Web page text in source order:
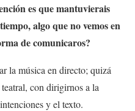
es que mantuvierais
algo que no vemos en
de comunicaros?
la música en directo; quizá
con dirigirnos a la
y el texto.